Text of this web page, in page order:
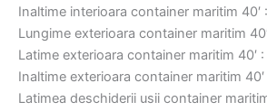
Inaltime interioara container maritim 40′
Lungime exterioara container maritim
Latime exterioara container maritim 40′
Inaltime exterioara container maritim
Latimea deschiderii usii container